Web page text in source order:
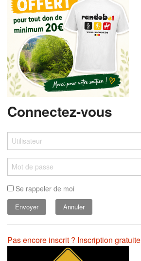
SE CONNECTER
INSCRIPTION GRATUITE
MOT DE PASSE OUBLIÉ
Connectez-vous
Se rappeler de moi
Annuler
Pas encore inscrit ? Inscription gratuite